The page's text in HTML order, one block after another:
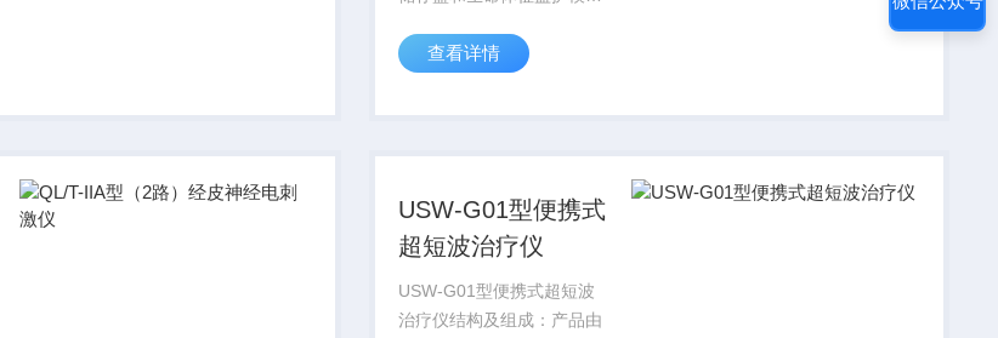
块（直接检眼镜、医用放大
模块（医用体温计或接触式
查看详情
USW-G01型便携式
超短波治疗仪
USW-G01型便携式超短波
治疗仪结构及组成：产品由